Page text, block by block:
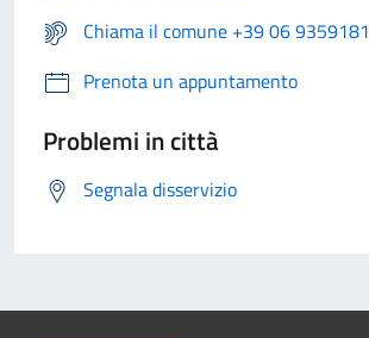
Chiama il comune +39 06 9359181
Prenota un appuntamento
Problemi in città
Segnala disservizio